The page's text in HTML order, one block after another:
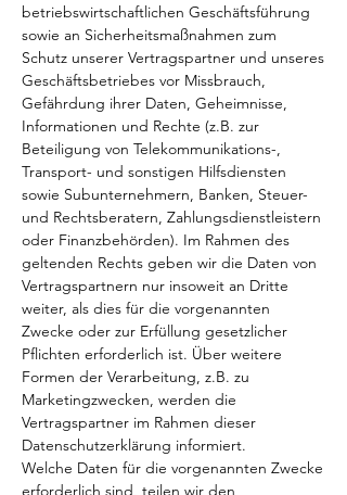
betriebswirtschaftlichen Geschäftsführung
sowie an Sicherheitsmaßnahmen zum
Schutz unserer Vertragspartner und unseres
Geschäftsbetriebes vor Missbrauch,
Gefährdung ihrer Daten, Geheimnisse,
Informationen und Rechte (z.B. zur
Beteiligung von Telekommunikations-,
Transport- und sonstigen Hilfsdiensten
sowie Subunternehmern, Banken, Steuer-
und Rechtsberatern, Zahlungsdienstleistern
oder Finanzbehörden). Im Rahmen des
geltenden Rechts geben wir die Daten von
Vertragspartnern nur insoweit an Dritte
weiter, als dies für die vorgenannten
Zwecke oder zur Erfüllung gesetzlicher
Pflichten erforderlich ist. Über weitere
Formen der Verarbeitung, z.B. zu
Marketingzwecken, werden die
Vertragspartner im Rahmen dieser
Datenschutzerklärung informiert.
Welche Daten für die vorgenannten Zwecke
erforderlich sind, teilen wir den